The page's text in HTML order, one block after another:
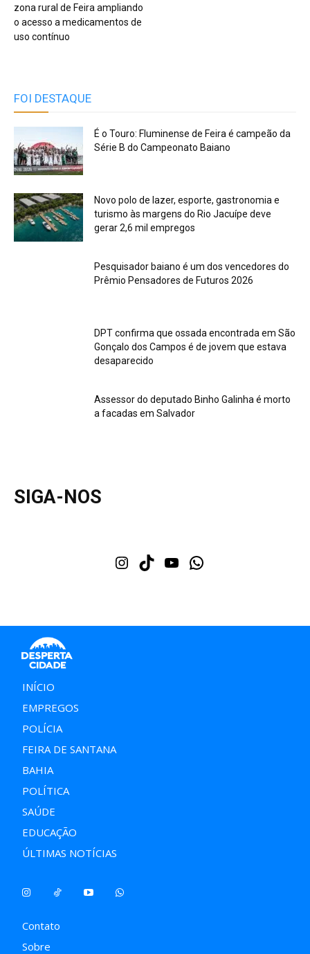
zona rural de Feira ampliando
o acesso a medicamentos de
uso contínuo
FOI DESTAQUE
É o Touro: Fluminense de Feira é campeão da
Série B do Campeonato Baiano
Novo polo de lazer, esporte, gastronomia e
turismo às margens do Rio Jacuípe deve
gerar 2,6 mil empregos
Pesquisador baiano é um dos vencedores do
Prêmio Pensadores de Futuros 2026
DPT confirma que ossada encontrada em São
Gonçalo dos Campos é de jovem que estava
desaparecido
Assessor do deputado Binho Galinha é morto
a facadas em Salvador
SIGA-NOS
Instagram
TikTok Youtube
INÍCIO
EMPREGOS
POLÍCIA
FEIRA DE SANTANA
BAHIA
POLÍTICA
SAÚDE
EDUCAÇÃO
ÚLTIMAS NOTÍCIAS
Contato
Sobre